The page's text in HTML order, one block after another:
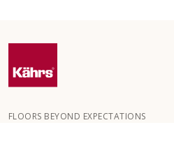
FLOORS BEYOND EXPECTATIONS